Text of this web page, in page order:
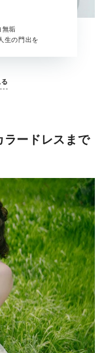
無垢
生の門出を
ードレス まで